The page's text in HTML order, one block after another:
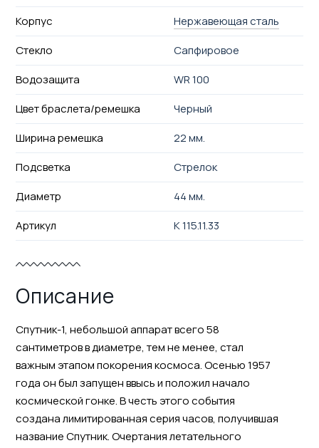
Корпус
Нержавеющая сталь
Стекло
Сапфировое
Водозащита
WR 100
Цвет браслета/ремешка
Черный
Ширина ремешка
22 мм.
Подсветка
Стрелок
Диаметр
44 мм.
Артикул
K 115.11.33
Описание
Спутник-1, небольшой аппарат всего 58
сантиметров в диаметре, тем не менее, стал
важным этапом покорения космоса. Осенью 1957
года он был запущен ввысь и положил начало
космической гонке. В честь этого события
создана лимитированная серия часов, получившая
название Спутник. Очертания летательного